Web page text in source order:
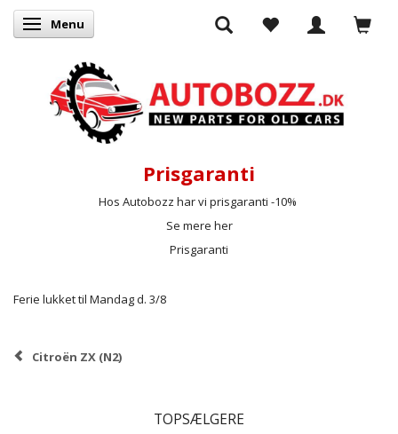
Skifte navigation
Menu
Prisgaranti
Hos Autobozz har vi prisgaranti -10%
Se mere her
Prisgaranti
Ferie lukket til Mandag d. 3/8
Citroën ZX (N2)
TOPSÆLGERE